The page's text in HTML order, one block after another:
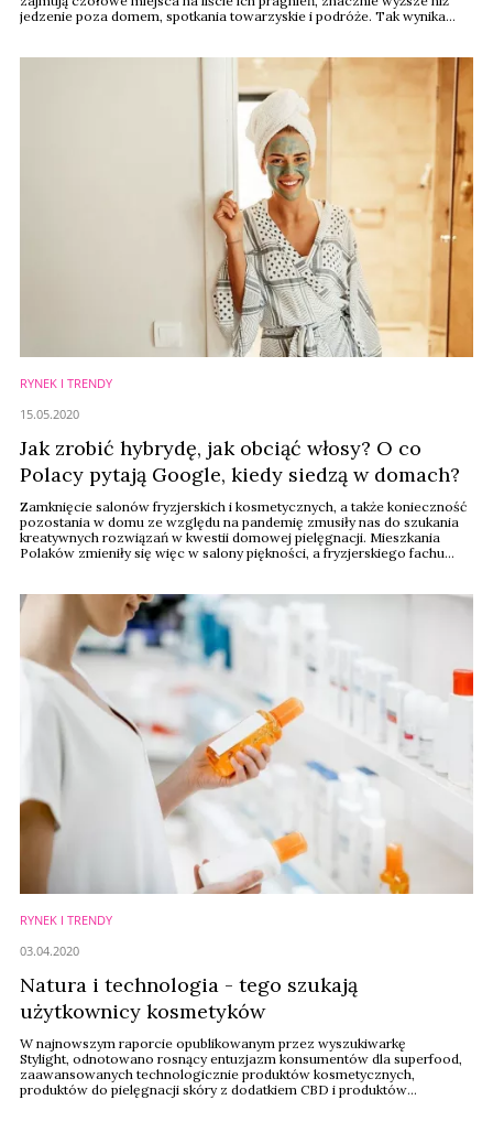
jedzenie poza domem, spotkania towarzyskie i podróże. Tak wynika
RYNEK I TRENDY
Jak zrobić hybrydę, jak obciąć włosy? O co
Polacy pytają Google, kiedy siedzą w domach?
Zamknięcie salonów fryzjerskich i kosmetycznych, a także konieczność
pozostania w domu ze względu na pandemię zmusiły nas do szukania
kreatywnych rozwiązań w kwestii domowej pielęgnacji. Mieszkania
Polaków zmieniły się więc w salony piękności, a fryzjerskiego fachu
ostatnich miesiącach?
15.05.2020
RYNEK I TRENDY
Natura i technologia - tego szukają
użytkownicy kosmetyków
W najnowszym raporcie opublikowanym przez wyszukiwarkę
Stylight, odnotowano rosnący entuzjazm konsumentów dla superfood,
zaawansowanych technologicznie produktów kosmetycznych,
produktów do pielęgnacji skóry z dodatkiem CBD i produktów
03.04.2020